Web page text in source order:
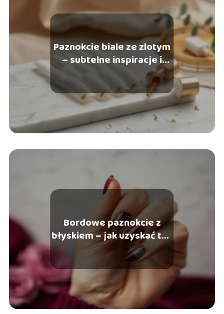
Paznokcie biale ze zlotym
– subtelne inspiracje i
pomysły
Bordowe paznokcie z
błyskiem – jak uzyskać ten
rezultat